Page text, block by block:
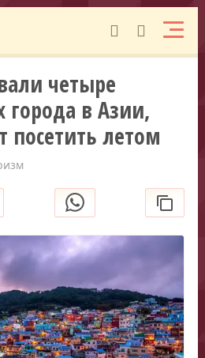
четыре
в Азии,
посетить летом